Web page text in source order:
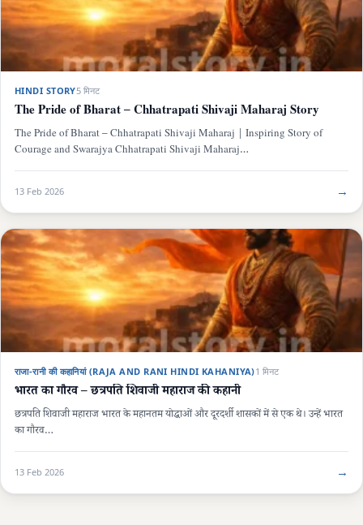
HINDI STORY5 मिनट
The Pride of Bharat – Chhatrapati Shivaji Maharaj Story
The Pride of Bharat – Chhatrapati Shivaji Maharaj | Inspiring Story of
Courage and Swarajya Chhatrapati Shivaji Maharaj…
13 Feb 2026 →
राजा-रानी की कहानियां (RAJA AND RANI HINDI KAHANIYA)1 मिनट
भारत का गौरव – छत्रपति शिवाजी महाराज की कहानी
छत्रपति शिवाजी महाराज भारत के महानतम योद्धाओं और दूरदर्शी शासकों में से एक थे। उन्हें भारत
का गौरव…
13 Feb 2026 →